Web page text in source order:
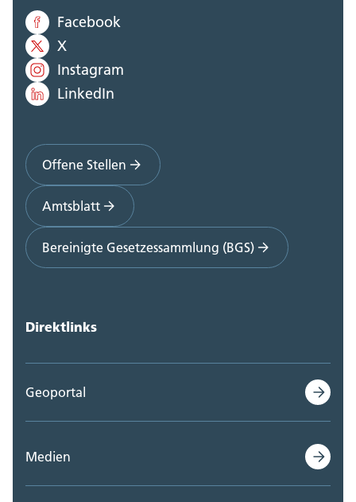
Facebook
X
Instagram
LinkedIn
Offene Stellen
Amtsblatt
Bereinigte Gesetzessammlung (BGS)
Direktlinks
Geoportal
Medien